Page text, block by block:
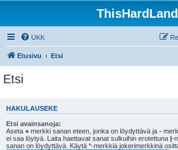
ThisHardLand
UKK
Etusivu Etsi
Etsi
HAKULAUSEKE
Etsi avainsanoja:
Aseta + merkki sanan eteen, jonka on löydyttävä ja -
ei saa löytyä. Laita haettavat sanat sulkuihin erotettuna |-
sanan on löydyttävä. Käytä *-merkkiä jokerimerkkinä